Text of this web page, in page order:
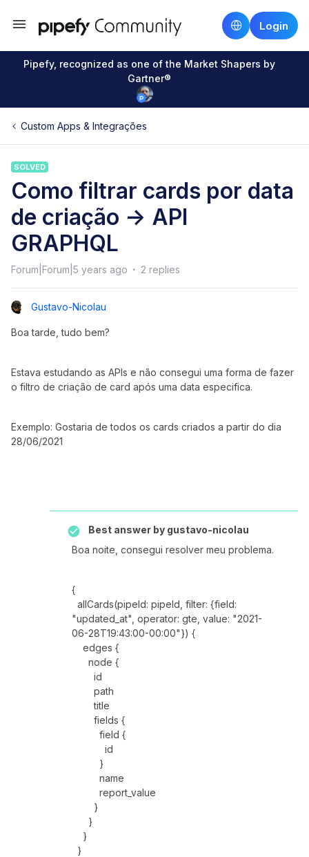
Login
Pipefy, recognized as one of the Market Shapers by
Gartner®
Custom Apps & Integrações
SOLVED
Como filtrar cards por data
de criação -> API
GRAPHQL
Forum|Forum|5 years ago 2 replies
Gustavo-Nicolau
Boa tarde, tudo bem?
Estava estudando as APIs e não consegui uma forma de fazer
o filtro de criação de card após uma data especifica.
Exemplo: Gostaria de todos os cards criados a partir do dia
28/06/2021
Best answer by gustavo-nicolau
Boa noite, consegui resolver meu problema.
{
allCards(pipeId: pipeId, filter: {field:
"updated_at", operator: gte, value: "2021-
06-28T19:43:00-00:00"}) {
edges {
node {
id
path
title
fields {
field {
id
}
name
report_value
}
}
}
}